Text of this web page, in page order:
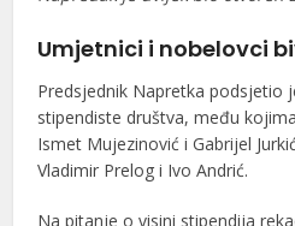
Umjetnici i nobelovci
Predsjednik Napretka podsjetio
stipendiste društva, među
Ismet Mujezinović i Gabrijel
Vladimir Prelog i Ivo Andrić.
Na pitanje o visini stipendija